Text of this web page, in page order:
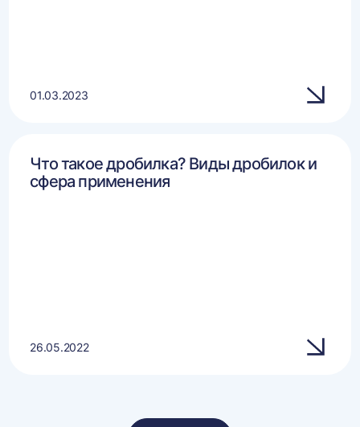
01.03.2023
Что такое дробилка? Виды дробилок и
сфера применения
26.05.2022